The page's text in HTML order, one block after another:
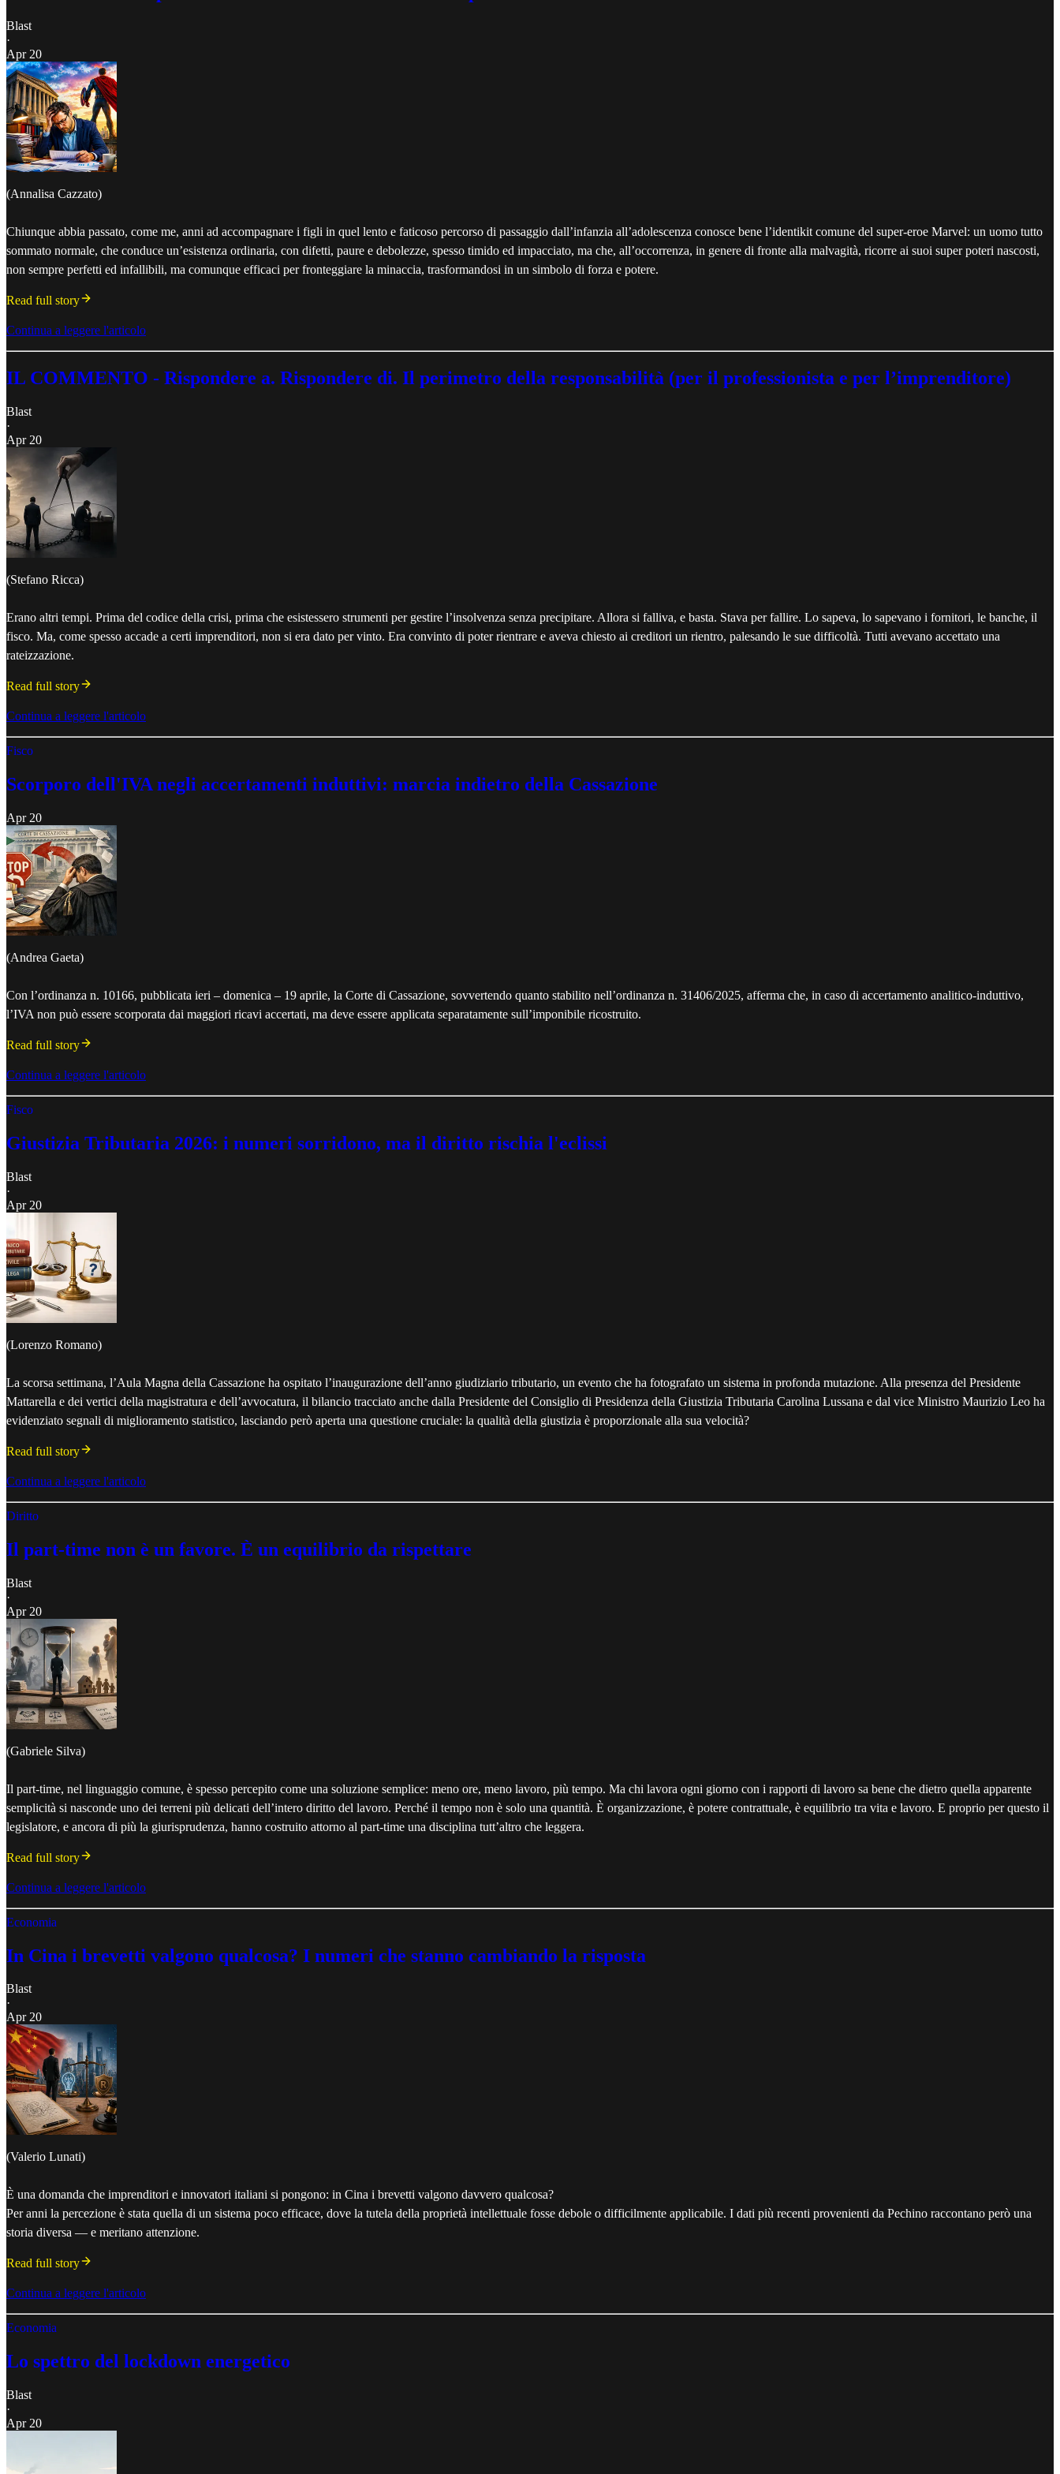
Blast
·
Apr 20
(Annalisa Cazzato)
Chiunque abbia passato, come me, anni ad accompagnare i figli in quel lento e faticoso percorso di passaggio dall’infanzia all’adolescenza conosce bene l’identikit comune del super-eroe Marvel: un uomo tutto
sommato normale, che conduce un’esistenza ordinaria, con difetti, paure e debolezze, spesso timido ed impacciato, ma che, all’occorrenza, in genere di fronte alla malvagità, ricorre ai suoi super poteri nascosti,
non sempre perfetti ed infallibili, ma comunque efficaci per fronteggiare la minaccia, trasformandosi in un simbolo di forza e potere.
Read full story
Continua a leggere l'articolo
IL COMMENTO - Rispondere a. Rispondere di. Il perimetro della responsabilità (per il professionista e per l’imprenditore)
Blast
·
Apr 20
(Stefano Ricca)
Erano altri tempi. Prima del codice della crisi, prima che esistessero strumenti per gestire l’insolvenza senza precipitare. Allora si falliva, e basta. Stava per fallire. Lo sapeva, lo sapevano i fornitori, le banche, il
fisco. Ma, come spesso accade a certi imprenditori, non si era dato per vinto. Era convinto di poter rientrare e aveva chiesto ai creditori un rientro, palesando le sue difficoltà. Tutti avevano accettato una
rateizzazione.
Read full story
Continua a leggere l'articolo
Fisco
Scorporo dell'IVA negli accertamenti induttivi: marcia indietro della Cassazione
Apr 20
(Andrea Gaeta)
Con l’ordinanza n. 10166, pubblicata ieri – domenica – 19 aprile, la Corte di Cassazione, sovvertendo quanto stabilito nell’ordinanza n. 31406/2025, afferma che, in caso di accertamento analitico-induttivo,
l’IVA non può essere scorporata dai maggiori ricavi accertati, ma deve essere applicata separatamente sull’imponibile ricostruito.
Read full story
Continua a leggere l'articolo
Fisco
Giustizia Tributaria 2026: i numeri sorridono, ma il diritto rischia l'eclissi
Blast
·
Apr 20
(Lorenzo Romano)
La scorsa settimana, l’Aula Magna della Cassazione ha ospitato l’inaugurazione dell’anno giudiziario tributario, un evento che ha fotografato un sistema in profonda mutazione. Alla presenza del Presidente
Mattarella e dei vertici della magistratura e dell’avvocatura, il bilancio tracciato anche dalla Presidente del Consiglio di Presidenza della Giustizia Tributaria Carolina Lussana e dal vice Ministro Maurizio Leo ha
evidenziato segnali di miglioramento statistico, lasciando però aperta una questione cruciale: la qualità della giustizia è proporzionale alla sua velocità?
Read full story
Continua a leggere l'articolo
Diritto
Il part-time non è un favore. È un equilibrio da rispettare
Blast
·
Apr 20
(Gabriele Silva)
Il part-time, nel linguaggio comune, è spesso percepito come una soluzione semplice: meno ore, meno lavoro, più tempo. Ma chi lavora ogni giorno con i rapporti di lavoro sa bene che dietro quella apparente
semplicità si nasconde uno dei terreni più delicati dell’intero diritto del lavoro. Perché il tempo non è solo una quantità. È organizzazione, è potere contrattuale, è equilibrio tra vita e lavoro. E proprio per questo il
legislatore, e ancora di più la giurisprudenza, hanno costruito attorno al part-time una disciplina tutt’altro che leggera.
Read full story
Continua a leggere l'articolo
Economia
In Cina i brevetti valgono qualcosa? I numeri che stanno cambiando la risposta
Blast
·
Apr 20
(Valerio Lunati)
È una domanda che imprenditori e innovatori italiani si pongono: in Cina i brevetti valgono davvero qualcosa?
Per anni la percezione è stata quella di un sistema poco efficace, dove la tutela della proprietà intellettuale fosse debole o difficilmente applicabile. I dati più recenti provenienti da Pechino raccontano però una
storia diversa — e meritano attenzione.
Read full story
Continua a leggere l'articolo
Economia
Lo spettro del lockdown energetico
Blast
·
Apr 20